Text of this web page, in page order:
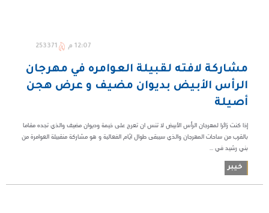
12:07 م 253371
مشاركة لافته لقبيلة العوامره في مهرجان
الرأس الأبيض بديوان مضيف و عرض هجن
أصيلة
إذا كنت زائرا لمهرجان الرأس الأبيض لا تنس ان تعرج على خيمة وديوان مضيف والذي تجده مقاما
بالقرب من ساحات المهرجان والذي سيبقى طوال ايّام الفعالية و هو مشاركة منقبيلة العوامرة من
بني رشيد في ...
خيبر